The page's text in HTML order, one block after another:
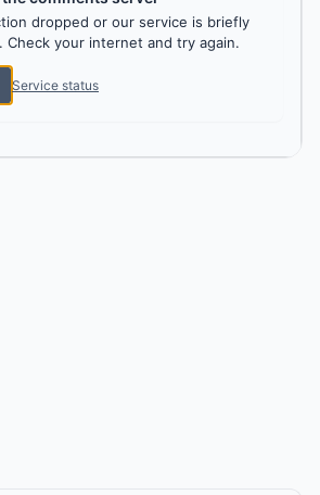
dropped or our service is briefly
Check your internet and try again.
Service status